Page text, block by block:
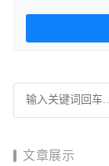
文章展示